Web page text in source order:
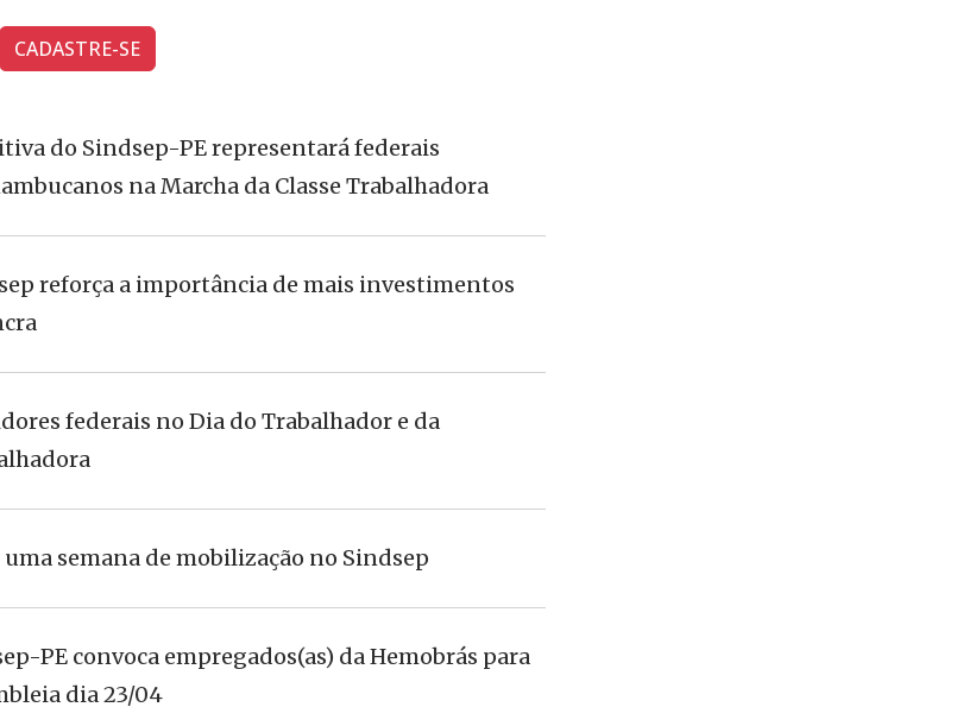
CADASTRE-SE
do Sindsep-PE representará federais
na Marcha da Classe Trabalhadora
reforça a importância de mais investimentos
federais no Dia do Trabalhador e da
semana de mobilização no Sindsep
PE convoca empregados(as) da Hemobrás para
dia 23/04